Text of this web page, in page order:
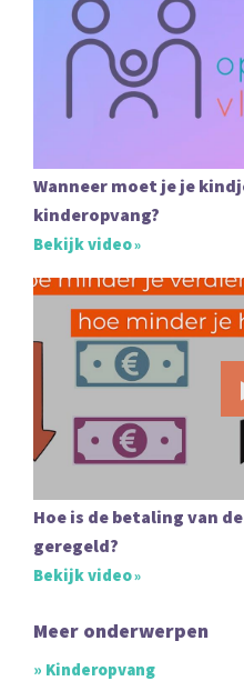
Wanneer moet je je
kinderopvang?
Bekijk video
Hoe is de betaling van
geregeld?
Bekijk video
Meer onderwerpen
» Kinderopvang